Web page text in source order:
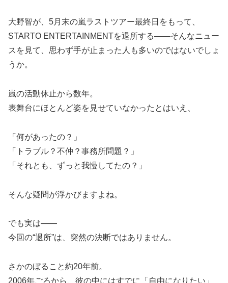
大野智が、5月末の嵐ラストツアー最終日をもって、
STARTO ENTERTAINMENTを退所する――そんなニュー
スを見て、思わず手が止まった人も多いのではないでしょ
うか。
嵐の活動休止から数年。
表舞台にほとんど姿を見せていなかったとはいえ、
「何があったの？」
「トラブル？不仲？事務所問題？」
「それとも、ずっと我慢してたの？」
そんな疑問が浮かびますよね。
でも実は――
今回の“退所”は、突然の決断ではありません。
さかのぼること約20年前。
2006年ごろから、彼の中にはすでに「自由になりたい」